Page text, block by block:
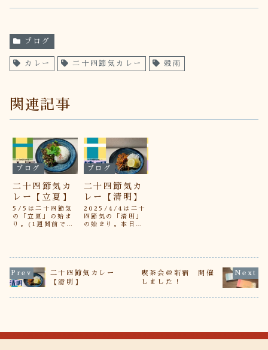
ブログ
カレー 二十四節気カレー 穀雨
関連記事
ブログ
二十四節気カ
レー【立夏】
5/5は二十四節気
の「立夏」の始ま
り。(1週間前です
りと夏の気配を表
現したカレーで
す。七十二候の蛙
ブログ
二十四節気カ
レー【清明】
2025/4/4は二十
四節気の「清明」
の始まり。本日は
やかさと、小エビ
の旨み、そしてほ
二十四節気カレー
【清明】
喫茶会＠新宿 開催
しました！